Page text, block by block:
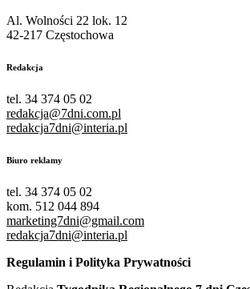
Al. Wolności 22 lok. 12
42-217 Częstochowa
Redakcja
tel. 34 374 05 02
redakcja@7dni.com.pl
redakcja7dni@interia.pl
Biuro reklamy
tel. 34 374 05 02
kom. 512 044 894
marketing7dni@gmail.com
redakcja7dni@interia.pl
Regulamin i Polityka Prywatności